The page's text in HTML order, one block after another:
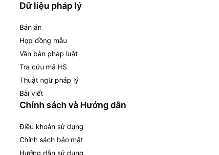
Dữ liệu pháp lý
Bản án
Hợp đồng mẫu
Văn bản pháp luật
Tra cứu mã HS
Thuật ngữ pháp lý
Bài viết
Chính sách và Hướng dẫn
Điều khoản sử dụng
Chính sách bảo mật
Hướng dẫn sử dụng